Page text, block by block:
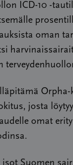
ICD-10 -
oman
josta
omat
Suomen